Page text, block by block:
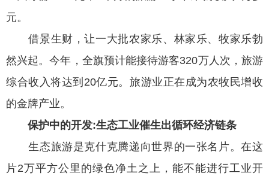
元。
借景生财，让一大批农家乐、林家乐、牧家乐勃
然兴起。今年，全旗预计能接待游客320万人次，旅游
综合收入将达到20亿元。旅游业正在成为农牧民增收
的金牌产业。
保护中的开发:生态工业催生出循环经济链条
生态旅游是克什克腾递向世界的一张名片。在这
片2万平方公里的绿色净土之上，能不能进行工业开